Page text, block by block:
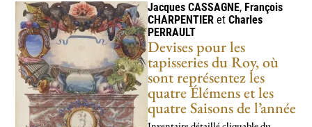
1723-1774 – règne personnel de Louis XV 7
1774-1792 – règne de Louis XVI 7 1789- … 5
JacquesCASSAGNE, François
CHARPENTIER etCharles
PERRAULT
Devises pour les
tapisseries du Roy, où
sont représentez les
quatre Élémens et les
quatre Saisons de l’année